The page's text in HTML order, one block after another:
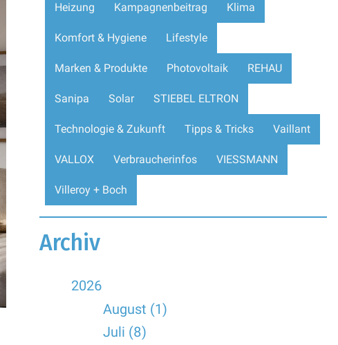
Heizung Kampagnenbeitrag Klima
Komfort & Hygiene Lifestyle
Marken & Produkte Photovoltaik REHAU
Sanipa Solar STIEBEL ELTRON
Technologie & Zukunft Tipps & Tricks Vaillant
VALLOX Verbraucherinfos VIESSMANN
Villeroy + Boch
Archiv
2026
August (1)
Juli (8)